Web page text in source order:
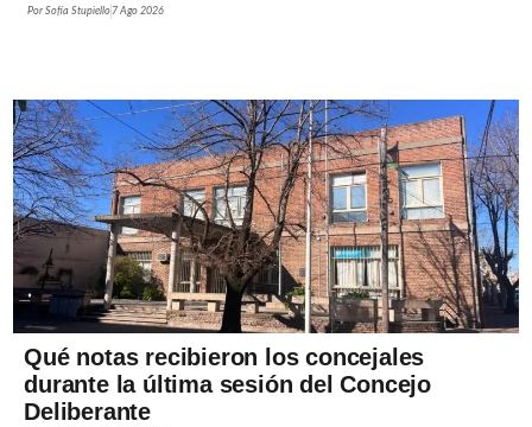
PorSofía Stupiello 7 Ago 2026
Qué notas recibieron los concejales
durante la última sesión del Concejo
Deliberante